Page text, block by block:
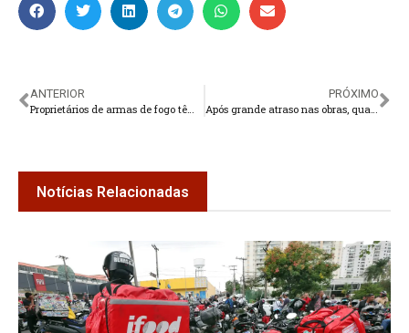
ANTERIOR
PRÓXIMO
Notícias Relacionadas